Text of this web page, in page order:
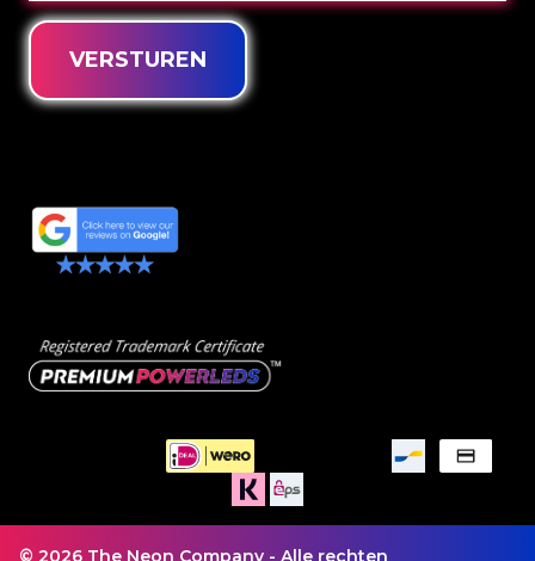
VERSTUREN
© 2026 The Neon Company - Alle rechten